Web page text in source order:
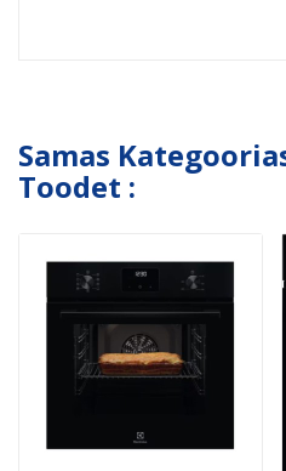
Samas
Toodet :